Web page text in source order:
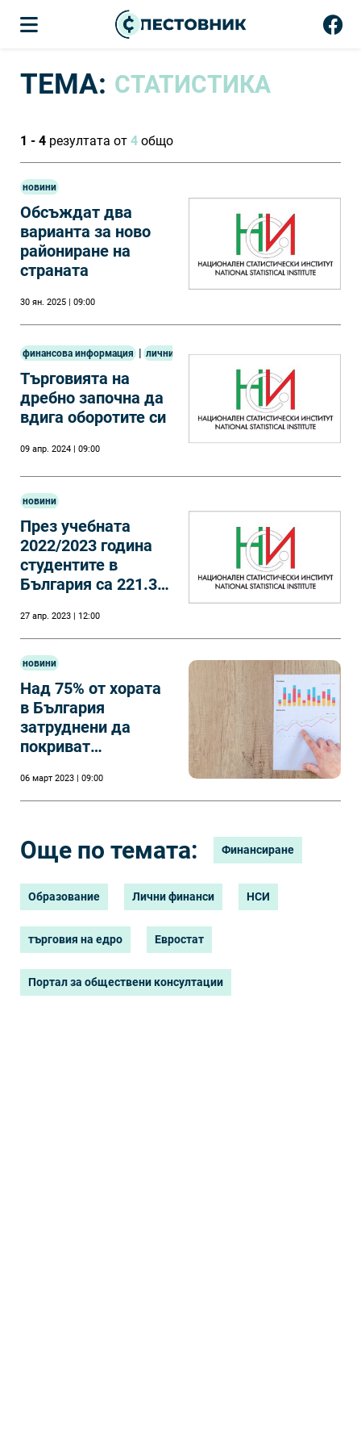
ТЕМА: СТАТИСТИКА
1 - 4 резултата от 4 общо
новини
Обсъждат два
варианта за ново
райониране на
страната
30 ян. 2025 | 09:00
финансова информация | лични финанси
Търговията на
дребно започна да
вдига оборотите си
09 апр. 2024 | 09:00
новини
През учебната
2022/2023 година
студентите в
България са 221.3
намалява с 2.5%
27 апр. 2023 | 12:00
новини
Над 75% от хората
в България
затруднени да
покриват
разходи
06 март 2023 | 09:00
Още по темата: Финансиране
Образование Лични финанси НСИ
търговия на едро Евростат
Портал за обществени консултации